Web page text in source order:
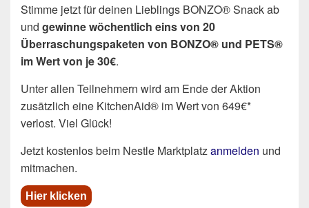
Stimme jetzt für deinen Lieblings BONZO® Snack ab
und gewinne wöchentlich eins von 20
Überraschungspaketen von BONZO® und PETS®
im Wert von je 30€.
Unter allen Teilnehmern wird am Ende der Aktion
zusätzlich eine KitchenAid® im Wert von 649€*
verlost. Viel Glück!
Jetzt kostenlos beim Nestle Marktplatzanmelden und
mitmachen.
Hier klicken